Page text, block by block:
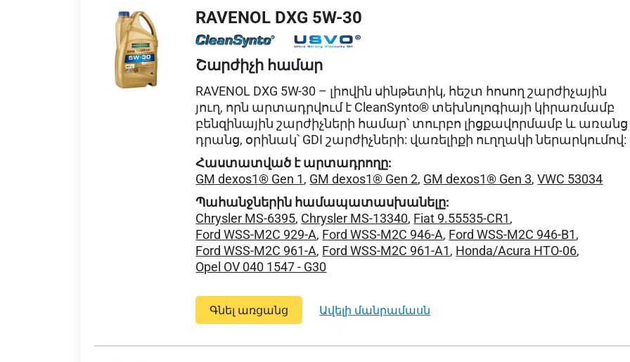
RAVENOL DXG 5W-30
Շարժիչի համար
RAVENOL DXG 5W-30 – լիովին սինթետիկ, հեշտ հոսող շարժիչային
յուղ, որն արտադրվում է CleanSynto® տեխնոլոգիայի կիրառմամբ
բենզինային շարժիչների համար՝ տուրբո լիցքավորմամբ և առանց
դրանց, օրինակ՝ GDI շարժիչների: վառելիքի ուղղակի ներարկումով:
Հաստատված է արտադրողը:
GM dexos1® Gen 1, GM dexos1® Gen 2, GM dexos1® Gen 3,VWC 53034
Պահանջներին համապատասխանելը:
Chrysler MS-6395, Chrysler MS-13340, Fiat 9.55535-CR1,
Ford WSS-M2C 929-A, Ford WSS-M2C 946-A, Ford WSS-M2C 946-B1,
Ford WSS-M2C 961-A, Ford WSS-M2C 961-A1, Honda/Acura HTO-06,
Opel OV 040 1547 - G30
Գնել առցանց ավելի մանրամասն